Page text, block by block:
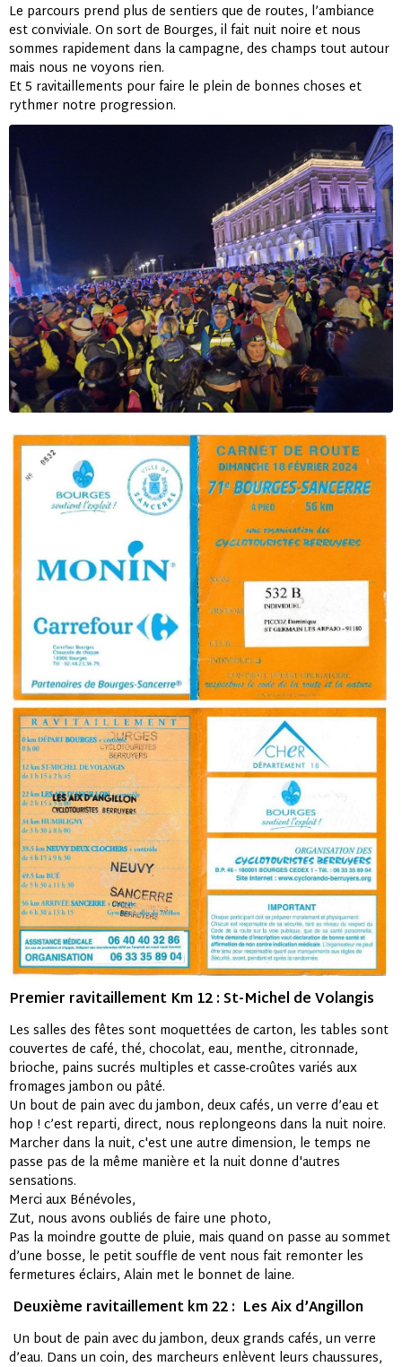
Le parcours prend plus de sentiers que de routes, l’ambiance
est conviviale. On sort de Bourges, il fait nuit noire et nous
sommes rapidement dans la campagne, des champs tout autour
mais nous ne voyons rien.
Et 5 ravitaillements pour faire le plein de bonnes choses et
rythmer notre progression.
Premier ravitaillement Km 12 : St-Michel de Volangis
Les salles des fêtes sont moquettées de carton, les tables sont
couvertes de café, thé, chocolat, eau, menthe, citronnade,
brioche, pains sucrés multiples et casse-croûtes variés aux
fromages jambon ou pâté.
Un bout de pain avec du jambon, deux cafés, un verre d’eau et
hop ! c’est reparti, direct, nous replongeons dans la nuit noire.
Marcher dans la nuit, c'est une autre dimension, le temps ne
passe pas de la même manière et la nuit donne d'autres
sensations.
Merci aux Bénévoles,
Zut, nous avons oubliés de faire une photo,
Pas la moindre goutte de pluie, mais quand on passe au sommet
d’une bosse, le petit souffle de vent nous fait remonter les
fermetures éclairs, Alain met le bonnet de laine.
Deuxième ravitaillement km 22 : Les Aix d’Angillon
Un bout de pain avec du jambon, deux grands cafés, un verre
d’eau. Dans un coin, des marcheurs enlèvent leurs chaussures,